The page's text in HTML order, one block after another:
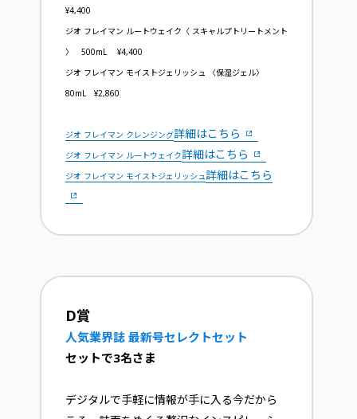
¥4,400
ジオ フレイマン ルートウェイク〈 スキャルプトリートメント
〉 500mL ¥4,400
ジオ フレイマン モイストジェリッシュ 〈保湿ジェル〉
80mL ¥2,860
ジオ フレイマン クレンジング詳細はこちら
ジオ フレイマン ルートウェイク詳細はこちら
ジオ フレイマン モイストジェリッシュ詳細はこちら
D賞
人気業界誌 最新号セレクトセット
セットで3名さま
デジタルで手軽に情報が手に入る今だから